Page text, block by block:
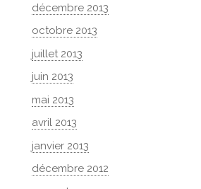
décembre 2013
octobre 2013
juillet 2013
juin 2013
mai 2013
avril 2013
janvier 2013
décembre 2012